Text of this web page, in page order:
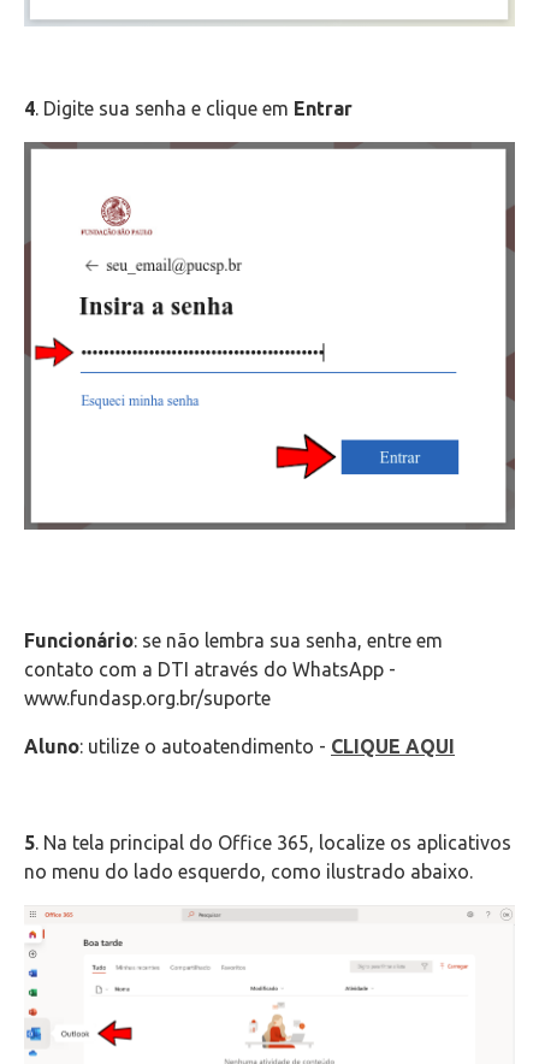
4. Digite sua senha e clique em Entrar
Funcionário: se não lembra sua senha, entre em
contato com a DTI através do WhatsApp -
www.fundasp.org.br/suporte
Aluno: utilize o autoatendimento - CLIQUE AQUI
5. Na tela principal do Office 365, localize os aplicativos
no menu do lado esquerdo, como ilustrado abaixo.